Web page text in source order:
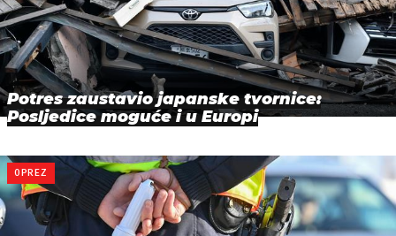
Potres zaustavio japanske tvornice:
Posljedice moguće i u Europi
OPREZ